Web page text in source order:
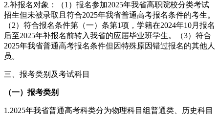
2.补报名对象：（1）报名参加2025年我省高职院校分类考试
招生但未被录取且符合2025年我省普通高考报名条件的考生。
（2）符合报名条件第（一）条第1项，学籍在2024年10月报名
后至2025年补报名前转入我省的应届毕业班学生。（3）符合
2025年我省普通高考报名条件但因特殊原因错过报名的其他人
员。
三、报考类别及考试科目
（一）报考类别
1.2025年我省普通高考科类分为物理科目组普通类、历史科目